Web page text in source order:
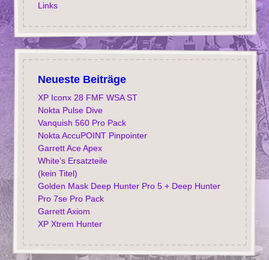
Links
Neueste Beiträge
XP Iconx 28 FMF WSA ST
Nokta Pulse Dive
Vanquish 560 Pro Pack
Nokta AccuPOINT Pinpointer
Garrett Ace Apex
White’s Ersatzteile
(kein Titel)
Golden Mask Deep Hunter Pro 5 + Deep Hunter
Pro 7se Pro Pack
Garrett Axiom
XP Xtrem Hunter